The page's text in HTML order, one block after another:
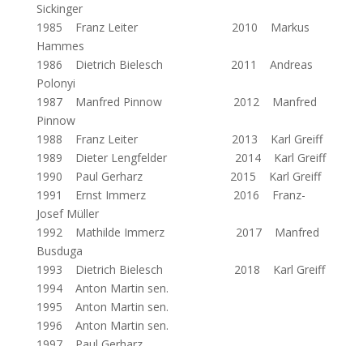
Sickinger
1985 Franz Leiter 2010 Markus
Hammes
1986 Dietrich Bielesch 2011 Andreas
Polonyi
1987 Manfred Pinnow 2012 Manfred
Pinnow
1988 Franz Leiter 2013 Karl Greiff
1989 Dieter Lengfelder 2014 Karl Greiff
1990 Paul Gerharz 2015 Karl Greiff
1991 Ernst Immerz 2016 Franz-
Josef Müller
1992 Mathilde Immerz 2017 Manfred
Busduga
1993 Dietrich Bielesch 2018 Karl Greiff
1994 Anton Martin sen.
1995 Anton Martin sen.
1996 Anton Martin sen.